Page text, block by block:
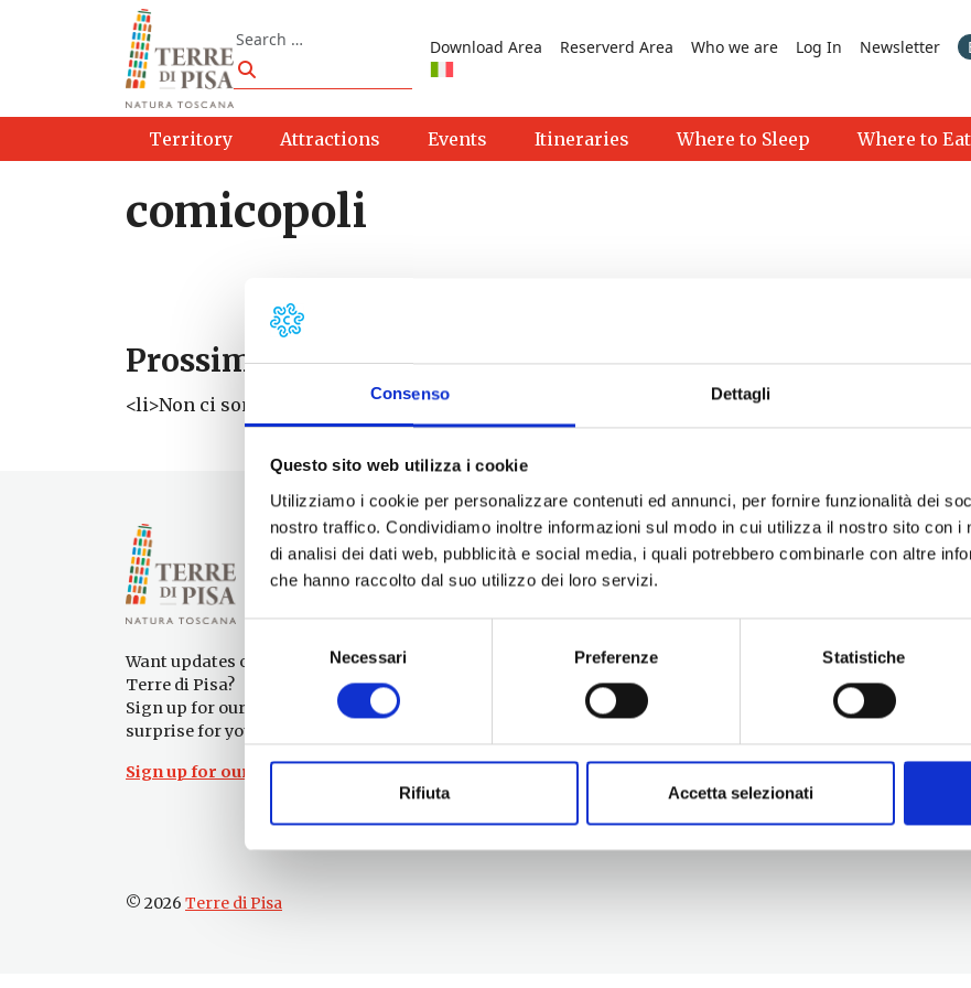
Consenso Dettagli
Questo sito web utilizza i cookie
Utilizziamo i cookie per personalizzare contenuti ed annunci, per fornire funzionalità dei
nostro traffico. Condividiamo inoltre informazioni sul modo in cui utilizza il nostro sito con i
di analisi dei dati web, pubblicità e social media, i quali potrebbero combinarle con altre
che hanno raccolto dal suo utilizzo dei loro servizi.
del
Necessari Preferenze Statistiche
Rifiuta Accetta selezionati
Search
Search
Download Area Reserverd Area Who we are Log In Newsletter
Territory Attractions Events Itineraries Where to Sleep Where to Eat
comicopoli
Prossimi eventi
<li>Non ci sono eventi con questo tag</li>
Want updates on what to do and see in the
Terre di Pisa?
Sign up for our newsletter! An immediate
surprise for you!
Sign up for our Newsletter!
Information
Promotion and Development Service
Internationalisation, Tourism and
turismo@tno.camcom.it
Experiences
Territory
Events
Who we are
Press & media
© 2026 Terre di Pisa